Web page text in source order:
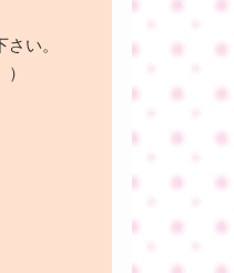
い。